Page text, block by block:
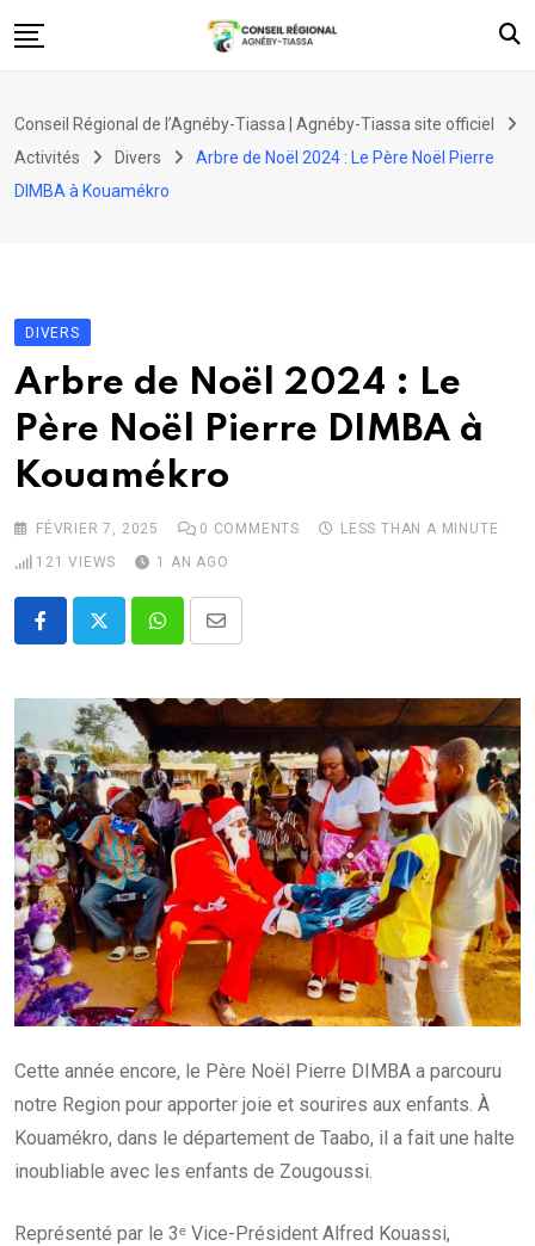
to
Le Conseil Régional
Nos projets
Conseil Régional de l’Agnéby-Tiassa | Agnéby-Tiassa site officiel
Activités
Divers
Arbre de Noël 2024 : Le Père Noël Pierre
DIMBA à Kouamékro
DIVERS
Arbre de Noël 2024 : Le
Père Noël Pierre DIMBA à
Kouamékro
FÉVRIER 7, 2025 0 COMMENTS
LESS THAN A MINUTE
121 VIEWS 1 AN AGO
WhatsappShare
Email
Cette année encore, le Père Noël Pierre DIMBA a parcouru
notre Region pour apporter joie et sourires aux enfants. À
Kouamékro, dans le département de Taabo, il a fait une halte
inoubliable avec les enfants de Zougoussi.
Représenté par le 3ᵉ Vice-Président Alfred Kouassi,